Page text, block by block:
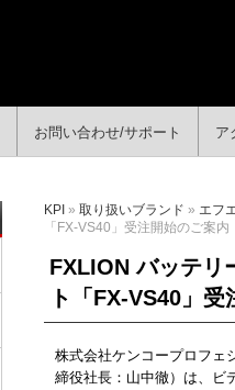
お問い合わせ/サポート ア
KPI » 取り扱いブランド » エフ
「FX-VS40」受注開始のご案内
FXLION バッテリ
ト「FX-VS40」
株式会社ケンコープロフェ
締役社長：山中徹）は、ビ